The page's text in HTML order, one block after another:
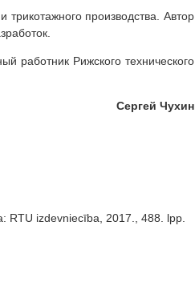
производства. Автор
работник Рижского технического
Сергей Чухин
RTU izdevniecība, 2017., 488. lpp.